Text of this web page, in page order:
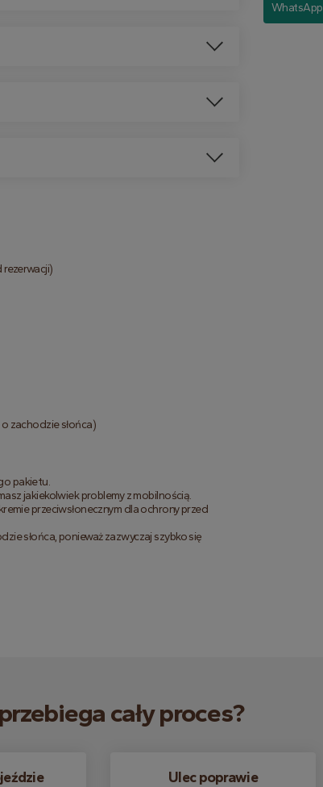
rezerwacji)
zachodzie słońca)
pakietu.
jakiekolwiek problemy z mobilnością.
przeciwsłonecznym dla ochrony przed
słońca, ponieważ zazwyczaj szybko się
WhatsApp
cały proces?
Ulec poprawie